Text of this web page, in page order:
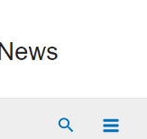
Suchen